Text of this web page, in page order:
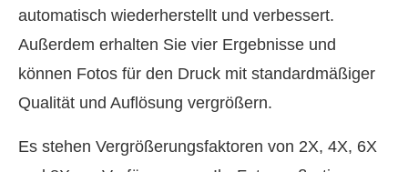
automatisch wiederherstellt und verbessert.
Außerdem erhalten Sie vier Ergebnisse und
können Fotos für den Druck mit standardmäßiger
Qualität und Auflösung vergrößern.
Es stehen Vergrößerungsfaktoren von 2X, 4X, 6X